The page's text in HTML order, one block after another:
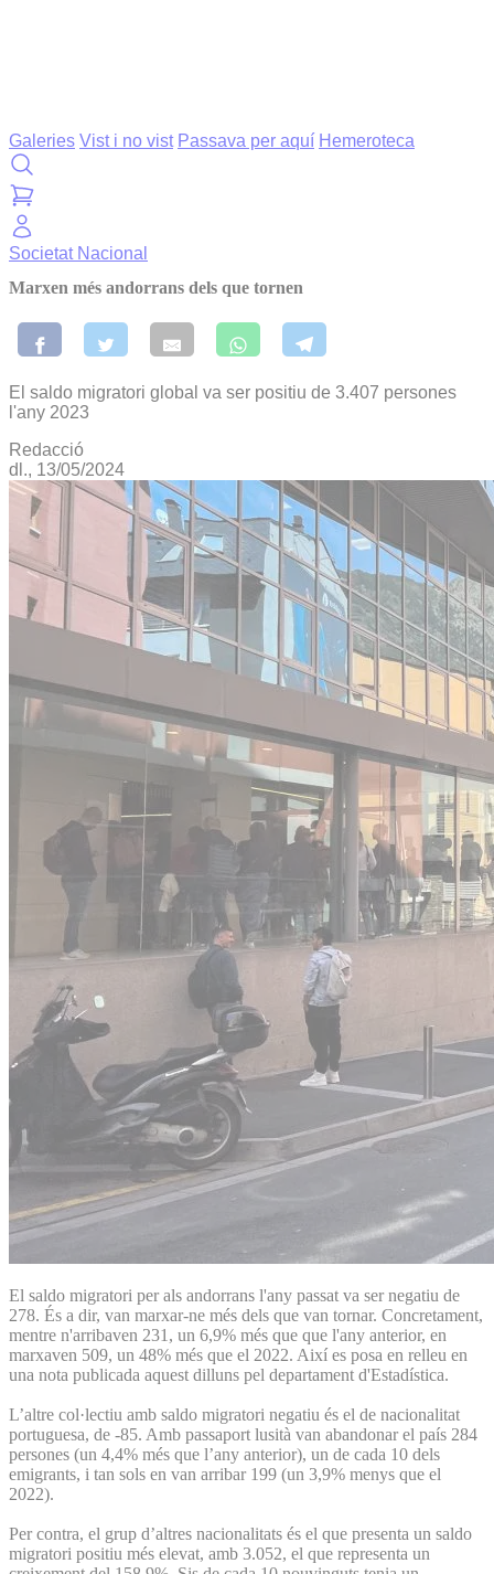
Galeries Vist i no vist Passava per aquí Hemeroteca
Societat Nacional
Marxen més andorrans dels que tornen
El saldo migratori global va ser positiu de 3.407 persones
l'any 2023
Redacció
dl., 13/05/2024
El saldo migratori per als andorrans l'any passat va ser negatiu de
278. És a dir, van marxar-ne més dels que van tornar. Concretament,
mentre n'arribaven 231, un 6,9% més que que l'any anterior, en
marxaven 509, un 48% més que el 2022. Així es posa en relleu en
una nota publicada aquest dilluns pel departament d'Estadística.
L’altre col·lectiu amb saldo migratori negatiu és el de nacionalitat
portuguesa, de -85. Amb passaport lusità van abandonar el país 284
persones (un 4,4% més que l’any anterior), un de cada 10 dels
emigrants, i tan sols en van arribar 199 (un 3,9% menys que el
2022).
Per contra, el grup d’altres nacionalitats és el que presenta un saldo
migratori positiu més elevat, amb 3.052, el que representa un